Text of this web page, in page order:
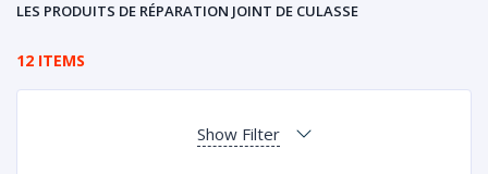
LES PRODUITS DE RÉPARATION JOINT DE CULASSE
12 ITEMS
Show Filter